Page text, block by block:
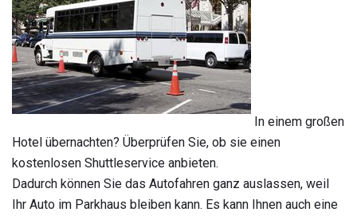
In einem großen
Hotel übernachten? Überprüfen Sie, ob sie einen
kostenlosen Shuttleservice anbieten.
Dadurch können Sie das Autofahren ganz auslassen, weil
Ihr Auto im Parkhaus bleiben kann. Es kann Ihnen auch eine